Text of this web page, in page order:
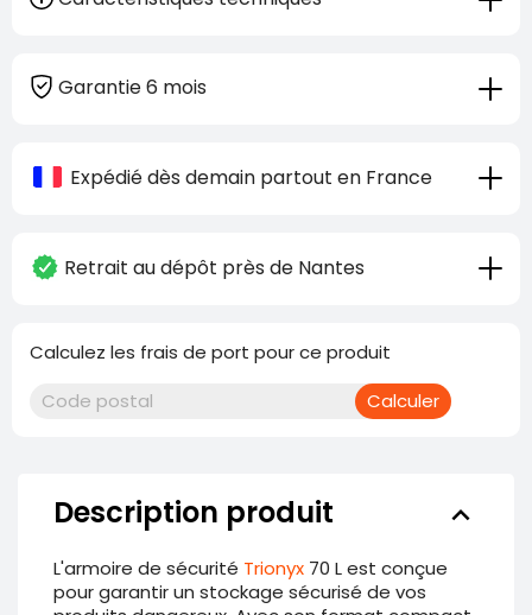
Garantie 6 mois
Expédié dès demain partout en France
Retrait au dépôt près de Nantes
Calculez les frais de port pour ce produit
Calculer
Description produit keyboard_arrow_down
L'armoire de sécurité Trionyx 70 L est conçue
pour garantir un stockage sécurisé de vos